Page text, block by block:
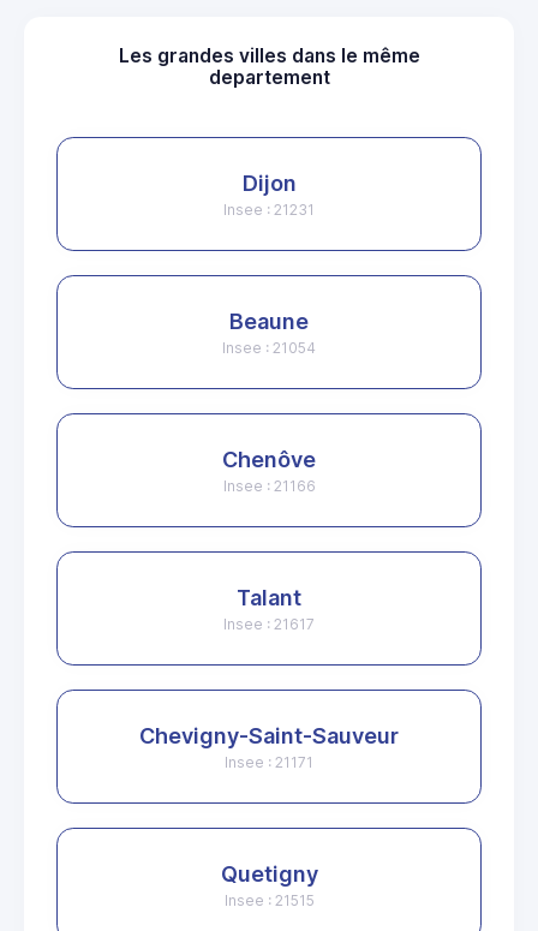
Les grandes villes dans le même
departement
Dijon
Insee : 21231
Beaune
Insee : 21054
Chenôve
Insee : 21166
Talant
Insee : 21617
Chevigny-Saint-Sauveur
Insee : 21171
Quetigny
Insee : 21515